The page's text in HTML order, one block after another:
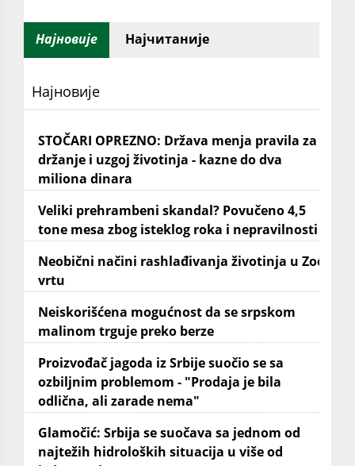
Најновије Најчитаније
Најновије
STOČARI OPREZNO: Država menja pravila za
držanje i uzgoj životinja - kazne do dva
miliona dinara
Veliki prehrambeni skandal? Povučeno 4,5
tone mesa zbog isteklog roka i nepravilnosti
Neobični načini rashlađivanja životinja u Zoo
vrtu
Neiskorišćena mogućnost da se srpskom
malinom trguje preko berze
Proizvođač jagoda iz Srbije suočio se sa
ozbiljnim problemom - "Prodaja je bila
odlična, ali zarade nema"
Glamočić: Srbija se suočava sa jednom od
najtežih hidroloških situacija u više od